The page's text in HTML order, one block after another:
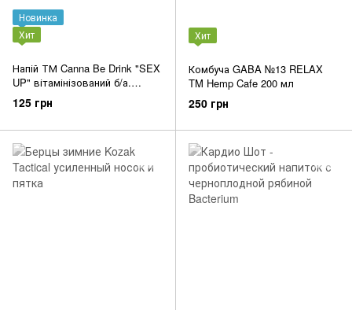
Новинка
Хит
Напій ТМ Canna Be Drink "SEX
UP" вітамінізований б/а.
сильногазов. з канабідіолом
0,33л. ж/б
125 грн
Хит
Комбуча GABA №13 RELAX
TM Hemp Cafe 200 мл
250 грн